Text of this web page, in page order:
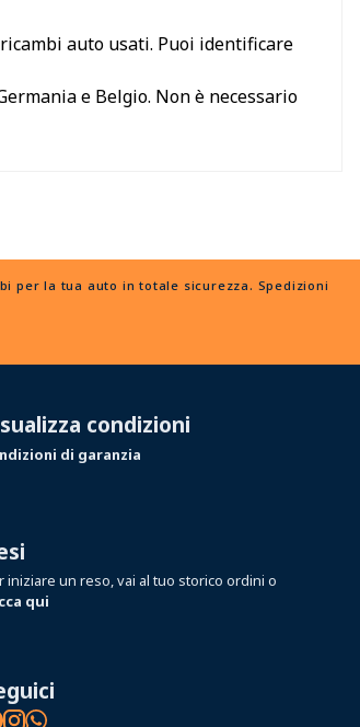
auto usati. Puoi identificare
e Belgio. Non è necessario
per la tua auto in totale sicurezza. Spedizioni
condizioni
di garanzia
iniziare un reso, vai al tuo storico ordini o
qui